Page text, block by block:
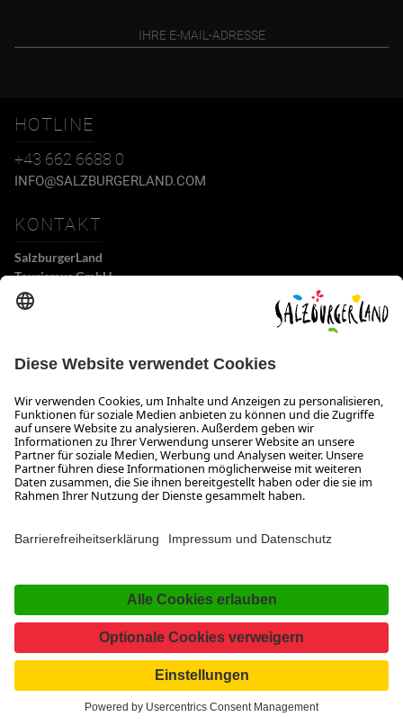
HOTLINE
+43 662 6688 0
INFO@SALZBURGERLAND.COM
KONTAKT
SalzburgerLand
Tourismus GmbH
Wiener Bundesstraße 23
info@salzburgerland.com
ÖFFNUNGSZEITEN
Wir freuen uns auf Ihre Anfrage!
Gerne stehen wir Ihnen von Montag bis Donnerstag von 08:00 bis 17:30 Uhr
und am Freitag von 08:00 bis 17:00 Uhr zur Verfügung.
www.salzburgerland.com